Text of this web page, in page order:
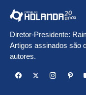
Diretor-Presidente:
Artigos assinados são
autores.